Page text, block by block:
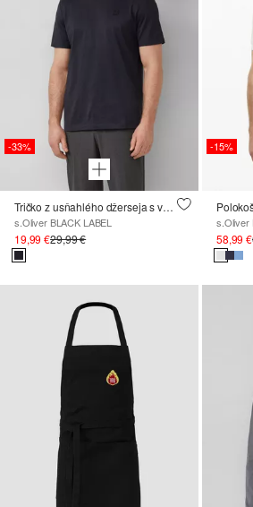
-33%
Tričko z usňahlého džerseja s výstrihom ku krku
s.Oliver BLACK LABEL
19,99 €29,99 €
-15%
s.Oliver
58,99 €